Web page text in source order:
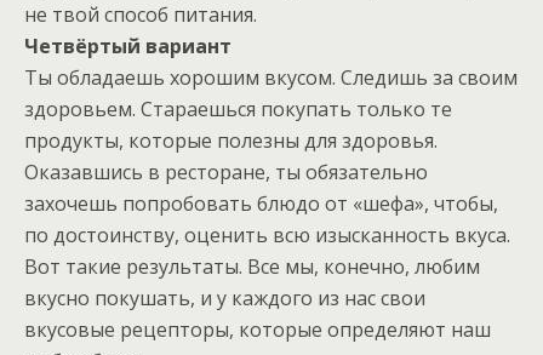
не твой способ питания.
Четвёртый вариант
Ты обладаешь хорошим вкусом. Следишь за своим
здоровьем. Стараешься покупать только те
продукты, которые полезны для здоровья.
Оказавшись в ресторане, ты обязательно
захочешь попробовать блюдо от «шефа», чтобы,
по достоинству, оценить всю изысканность вкуса.
Вот такие результаты. Все мы, конечно, любим
вкусно покушать, и у каждого из нас свои
вкусовые рецепторы, которые определяют наш